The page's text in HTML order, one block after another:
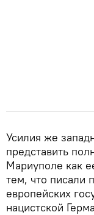
Усилия же
представить
Мариуполе как
тем, что писали
европейских
нацистской